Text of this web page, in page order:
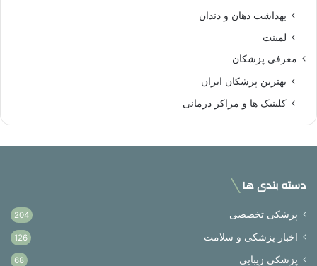
بهداشت دهان و دندان
لمینت
معرفی پزشکان
بهترین پزشکان ایران
کلینیک ها و مراکز درمانی
دسته بندی ها
پزشکی تخصصی 204
اخبار پزشکی و سلامت 126
پزشکی زیبایی 68